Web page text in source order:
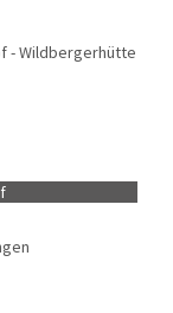
- Wildbergerhütte